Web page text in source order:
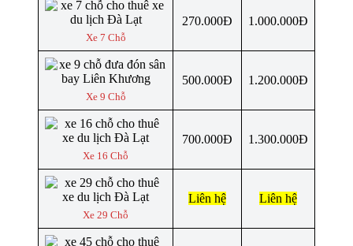
Xe 7 Chỗ
270.000Đ 1.000.000Đ
Xe 9 Chỗ
500.000Đ 1.200.000Đ
Xe 16 Chỗ
700.000Đ 1.300.000Đ
Xe 29 Chỗ
Liên hệ Liên hệ